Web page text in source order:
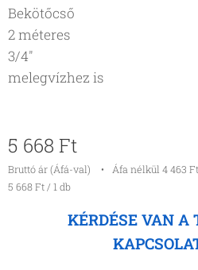
Bekötőcső
2 méteres
3/4"
melegvízhez is
5 668 Ft
Bruttó ár (Áfá-val)
Áfa nélkül 4 463 Ft
5 668 Ft / 1 db
KÉRDÉSE VAN A